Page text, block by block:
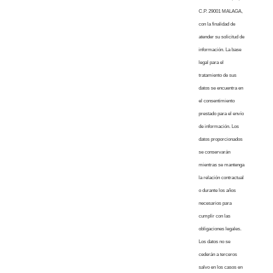
C.P. 29001 MALAGA,
con la finalidad de
atender su solicitud de
información. La base
legal para el
tratamiento de sus
datos se encuentra en
el consentimiento
prestado para el envío
de información. Los
datos proporcionados
se conservarán
mientras se mantenga
la relación contractual
o durante los años
necesarios para
cumplir con las
obligaciones legales.
Los datos no se
cederán a terceros
salvo en los casos en